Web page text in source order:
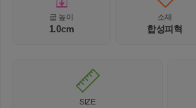
굽 높이
1.0cm
소재
합성피혁
SIZE